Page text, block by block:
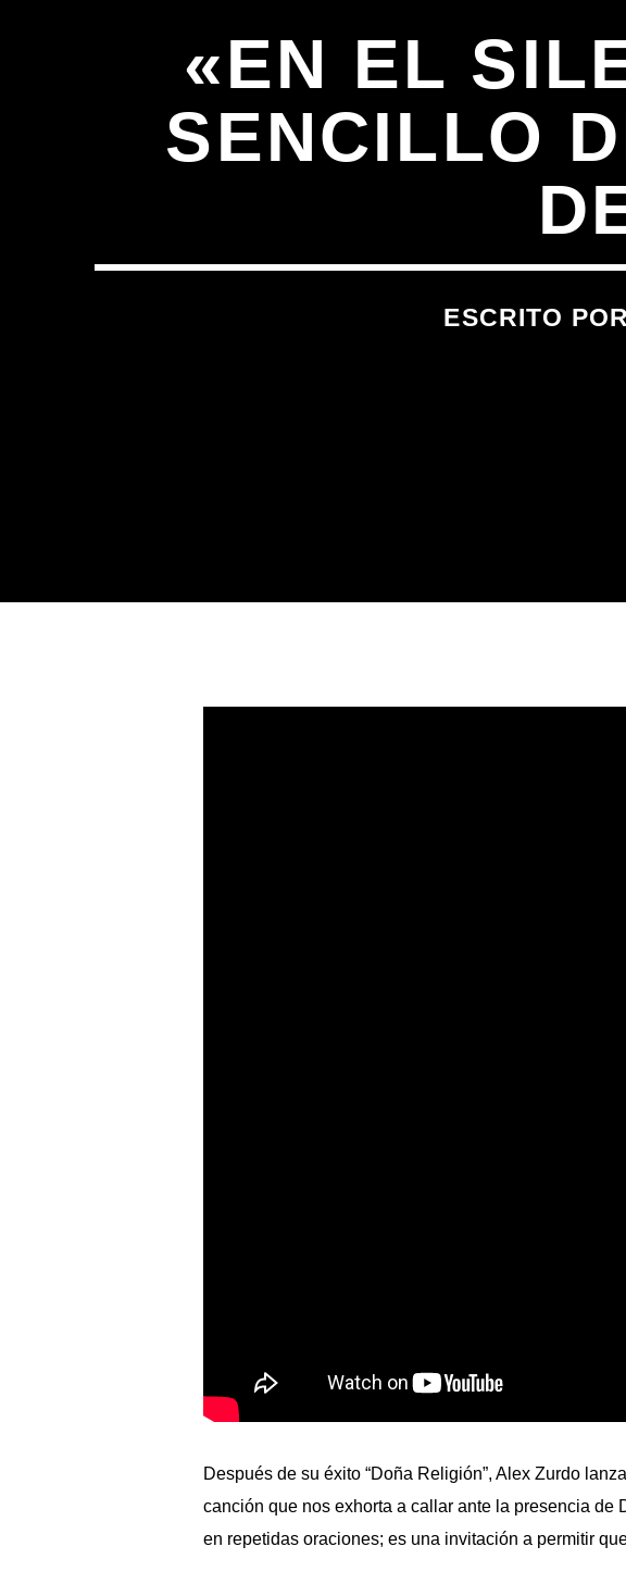
«EN EL
SENCILLO
ESCRITO POR
Después de su éxito “Doña Religión”, Alex Zurdo
canción que nos exhorta a callar ante la presencia
en repetidas oraciones; es una invitación a permitir